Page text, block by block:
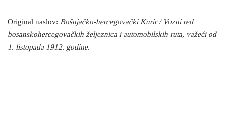
Original naslov: Bošnjačko-hercegovački Kurir / Vozni red
bosanskohercegovačkih željeznica i automobilskih ruta, važeći od
1. listopada 1912. godine.